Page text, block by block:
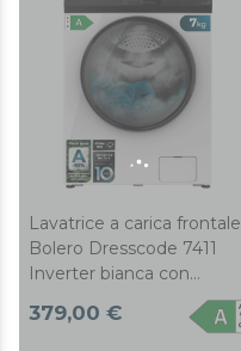
Lavatrice a carica frontale
Bolero Dresscode 7411
Inverter bianca con
capacità di 7 kg e 1200
giri/min, classe A-10%, 16
379,00 €